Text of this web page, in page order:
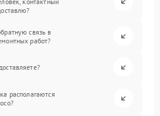
связь в
работ?
располагаются